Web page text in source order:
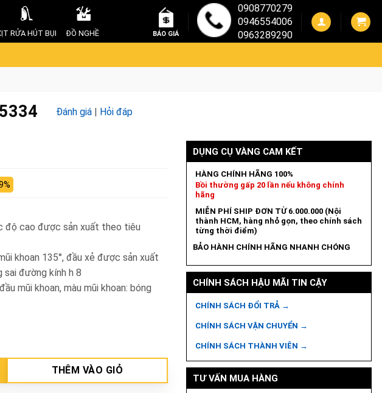
RỬA HÚT BỤI ĐỒ NGHỀ BÁO GIÁ
0908770279
0946554006
0963289290
Đánh giá | Hỏi đáp
độ cao được sản xuất theo tiêu
khoan 135°, đầu xẻ được sản xuất
sai đường kính h 8
mũi khoan, màu mũi khoan: bóng
(hộp 10 mũi) Bosch 2608595334 số lượng
THÊM VÀO GIỎ
DỤNG CỤ VÀNG CAM KẾT
HÀNG CHÍNH HÃNG 100%
Bồi thường gấp 20 lần nếu không chính
hãng
MIỄN PHÍ SHIP ĐƠN TỪ 6.000.000 (Nội
thành HCM, hàng nhỏ gọn, theo chính sách
từng thời điểm)
BẢO HÀNH CHÍNH HÃNG NHANH CHÓNG
CHÍNH SÁCH HẬU MÃI TIN CẬY
CHÍNH SÁCH ĐỔI TRẢ →
CHÍNH SÁCH VẬN CHUYỂN →
CHÍNH SÁCH THÀNH VIÊN →
TƯ VẤN MUA HÀNG